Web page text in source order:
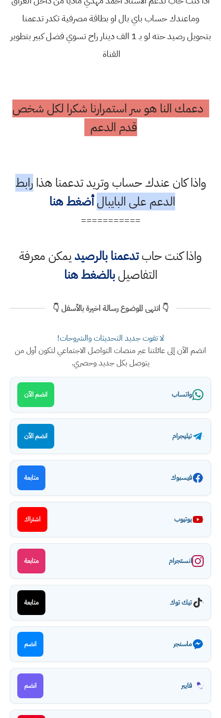
وماعندك حساب باي بال او بطاقة مصرفية تكدر تدعمنا
بتحويل رصيد حته لو بـ 1 الف دينار راح تسوي فضل كبير بتطوير
القناة
دعمك النا هو سر استمرارنا شكرا لكل شخص
قدم الدعم
واذا كان عندك حساب وتريد تدعمنا هذارابط
الدعم على البايبال أضغط هنا
===========
واذا كنت حابتدعمنا بالرصيديمكن معرفة
التفاصيلبالضغط هنا
👇 انتهى الموضوع رسالة اخيرة بالأسفل 👇
لا تفوت جديد التحديثات والشروحات!
انضم الآن إلى عائلتنا عبر منصات التواصل الاجتماعي لتكون أول من
يتوصل بكل جديد وحصري.
واتساب انضم الآن
تيليجرام انضم الآن
فيسبوك متابعة
يوتيوب اشتراك
انستجرام متابعة
تيك توك متابعة
ماسنجر انضم
فايبر انضم